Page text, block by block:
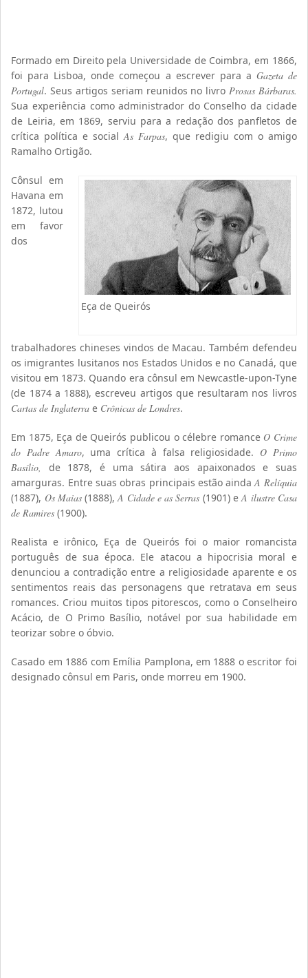
Formado em Direito pela Universidade de Coimbra, em 1866,
foi para Lisboa, onde começou a escrever para a Gazeta de
Portugal. Seus artigos seriam reunidos no livro Prosas Bárbaras.
Sua experiência como administrador do Conselho da cidade
de Leiria, em 1869, serviu para a redação dos panfletos de
crítica política e socialAs Farpas, que redigiu com o amigo
Ramalho Ortigão.
Eça de Queirós
Cônsul em
Havana em
1872, lutou
em favor
dos
trabalhadores chineses vindos de Macau. Também defendeu
os imigrantes lusitanos nos Estados Unidos e no Canadá, que
visitou em 1873. Quando era cônsul em Newcastle-upon-Tyne
(de 1874 a 1888), escreveu artigos que resultaram nos livros
Cartas de Inglaterra e Crônicas de Londres.
Em 1875, Eça de Queirós publicou o célebre romance O Crime
do Padre Amaro, uma crítica à falsa religiosidade. O Primo
Basílio,
de 1878, é uma sátira aos apaixonados e suas
amarguras. Entre suas obras principais estão aindaA Relíquia
(1887), Os Maias(1888),A Cidade e as Serras (1901) eA ilustre Casa
de Ramires (1900).
Realista e irônico, Eça de Queirós foi o maior romancista
português de sua época. Ele atacou a hipocrisia moral e
denunciou a contradição entre a religiosidade aparente e os
sentimentos reais das personagens que retratava em seus
romances. Criou muitos tipos pitorescos, como o Conselheiro
Acácio, de O Primo Basílio, notável por sua habilidade em
teorizar sobre o óbvio.
Casado em 1886 com Emília Pamplona, em 1888 o escritor foi
designado cônsul em Paris, onde morreu em 1900.